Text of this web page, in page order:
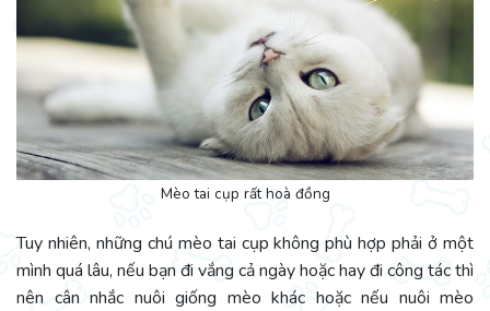
Mèo tai cụp rất hoà đồng
Tuy nhiên, những chú mèo tai cụp không phù hợp phải ở một
mình quá lâu, nếu bạn đi vắng cả ngày hoặc hay đi công tác thì
nên cân nhắc nuôi giống mèo khác hoặc nếu nuôi mèo